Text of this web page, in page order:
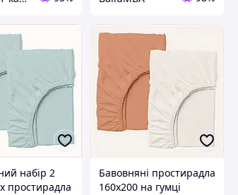
набір 2
простирадла
Бавовняні простирадла
160х200 на гумці